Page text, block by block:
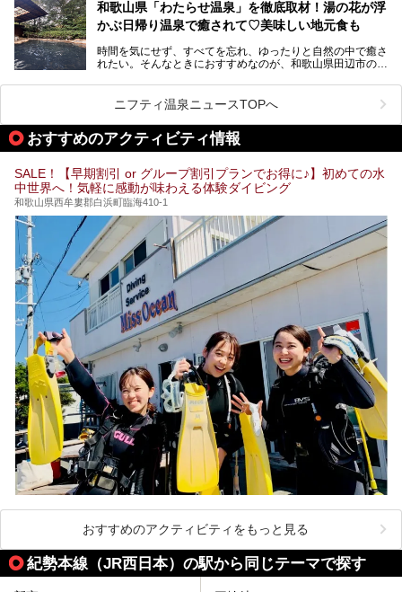
───
提供元：大江戸温泉物語ホテルズ＆リゾーツ株式会社【P
この記事は大江戸温泉物語Premium 白浜彩朝楽のPR記事で
す。
そこで今回は、白浜温泉ビギナー向けの基本情報をご紹介し
浜温泉を訪れるなら外せない観光スポットも合わせてご紹介
します。
和歌山県「わたらせ温泉」を徹底取材！湯の花が浮
かぶ日帰り温泉で癒されて♡美味しい地元食も
時間を気にせず、すべてを忘れ、ゆったりと自然の中で癒さ
れたい。そんなときにおすすめなのが、和歌山県田辺市の
の豊かな山々を眺めながら、どんどん期待が膨らみますよ。
「わたらせ温泉」では、温泉に入れるだけではなく、地元の
特産品を使った食事をいただける「露天食堂」でお腹も満た
すことができます。ぜひチェックしてくださいね。
ニフティ温泉ニュースTOPへ
おすすめのアクティビティ情報
SALE！【早期割引 or グループ割引プランでお得に♪】初めての水
中世界へ！気軽に感動が味わえる体験ダイビング
和歌山県西牟婁郡白浜町臨海410-1
おすすめのアクティビティをもっと見る
紀勢本線（JR西日本）の駅から同じテーマで探す